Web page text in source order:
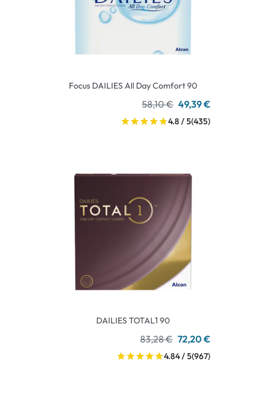
Focus DAILIES All Day Comfort 90
58,10 € 49,39 €
4.8 / 5(435)
DAILIES TOTAL1 90
83,28 € 72,20 €
4.84 / 5(967)